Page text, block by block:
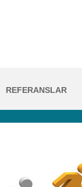
REFERANSLAR